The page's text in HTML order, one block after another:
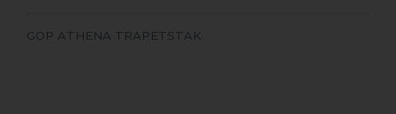
GOP ATHENA TRAPETSTAK